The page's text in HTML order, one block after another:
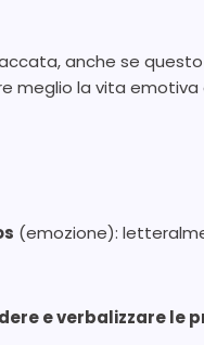
anche se
meglio la vita emotiva
(emozione):
e verbalizzare le